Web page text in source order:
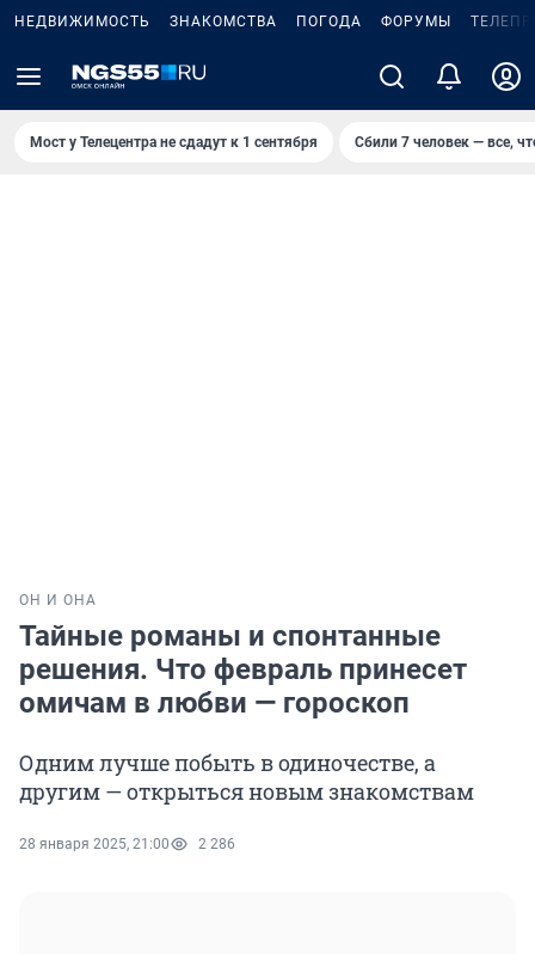
НЕДВИЖИМОСТЬ ЗНАКОМСТВА ПОГОДА ФОРУМЫ
Мост у Телецентра не сдадут к 1 сентября Сбили 7 человек — все,
ОН И ОНА
Тайные романы и спонтанные
решения. Что февраль принесет
омичам в любви — гороскоп
Одним лучше побыть в одиночестве, а
другим — открыться новым знакомствам
28 января 2025, 21:00 2 286